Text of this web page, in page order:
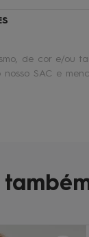
de cor e/ou
SAC e